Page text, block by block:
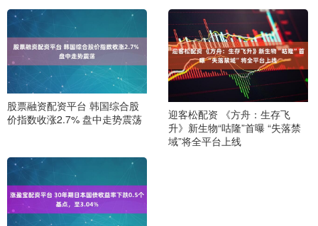
股票融资配资平台 韩国综合股
价指数收涨2.7% 盘中走势震荡
迎客松配资 《方舟：生存飞
升》新生物“咕隆”首曝 “失落禁
域”将全平台上线